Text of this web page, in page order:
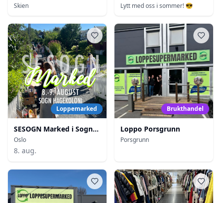
Skien Lytt med oss i sommer! 😎
Loppemarked
SESOGN Marked i Sogn
Hagekoloni
Oslo
8. aug.
Brukthandel
Loppo Porsgrunn
Porsgrunn